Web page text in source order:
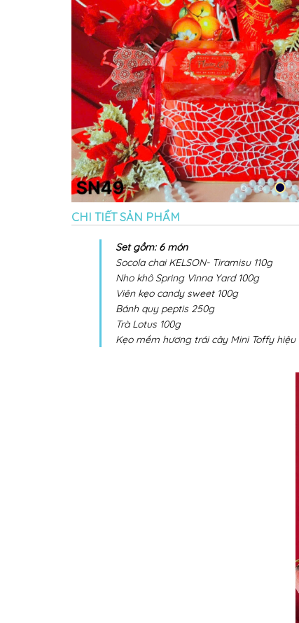
CHI TIẾT SẢN PHẨM
Set gồm: 6 món
Socola chai KELSON- Tiramisu 110g
Nho khô Spring Vinna Yard 100g
Viên kẹo candy sweet 100g
Bánh quy peptis 250g
Trà Lotus 100g
Kẹo mềm hương trái cây Mini Toffy hiệu